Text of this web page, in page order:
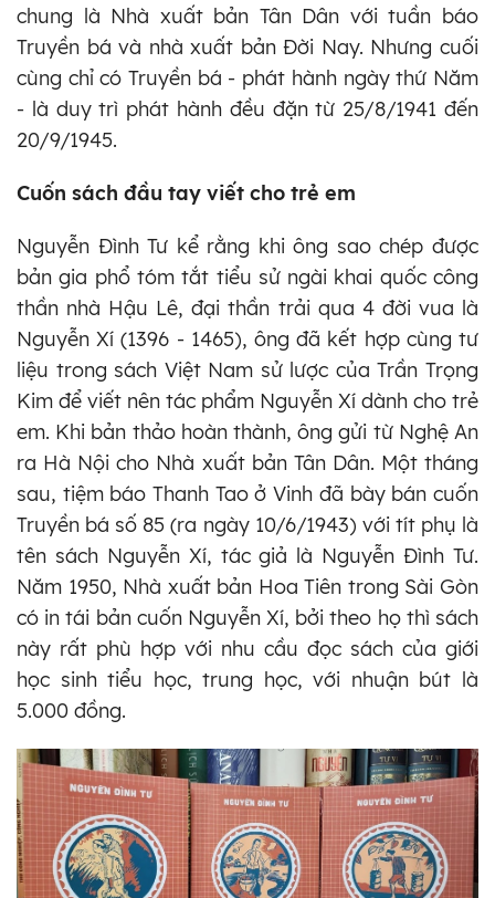
chung là Nhà xuất bản Tân Dân với tuần báo
Truyền bá và nhà xuất bản Đời Nay. Nhưng cuối
cùng chỉ có Truyền bá - phát hành ngày thứ Năm
- là duy trì phát hành đều đặn từ 25/8/1941 đến
20/9/1945.
Cuốn sách đầu tay viết cho trẻ em
Nguyễn Đình Tư kể rằng khi ông sao chép được
bản gia phổ tóm tắt tiểu sử ngài khai quốc công
thần nhà Hậu Lê, đại thần trải qua 4 đời vua là
Nguyễn Xí (1396 - 1465), ông đã kết hợp cùng tư
liệu trong sách Việt Nam sử lược của Trần Trọng
Kim để viết nên tác phẩm Nguyễn Xí dành cho trẻ
em. Khi bản thảo hoàn thành, ông gửi từ Nghệ An
ra Hà Nội cho Nhà xuất bản Tân Dân. Một tháng
sau, tiệm báo Thanh Tao ở Vinh đã bày bán cuốn
Truyền bá số 85 (ra ngày 10/6/1943) với tít phụ là
tên sách Nguyễn Xí, tác giả là Nguyễn Đình Tư.
Năm 1950, Nhà xuất bản Hoa Tiên trong Sài Gòn
có in tái bản cuốn Nguyễn Xí, bởi theo họ thì sách
này rất phù hợp với nhu cầu đọc sách của giới
học sinh tiểu học, trung học, với nhuận bút là
5.000 đồng.